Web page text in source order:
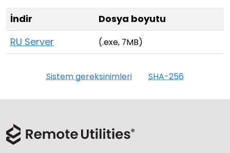
İndir
Dosya boyutu
RU Server
(.exe, 7MB)
Sistem gereksinimleri SHA-256